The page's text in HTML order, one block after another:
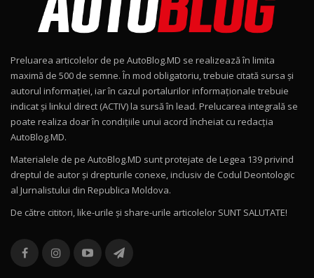
Noul Geely EX2 / Test Drive AutoBlog.MD
15:22
Mercedes-AMG E 53 HYBRID 4MATIC+ / Test
Drive AutoBlog.MD
16:27
11
Noul Volvo ES90 / Test Drive AutoBlog.MD
12
Noul MG HS / Test Drive AutoBlog.MD
16:48
13
combină aventura cu luxul / AutoBlog.MD
36:08
Preluarea articolelor de pe AutoBlog.MD se realizează în limita
maximă de 500 de semne. În mod obligatoriu, trebuie citată sursa și
autorul informației, iar în cazul portalurilor informaționale trebuie
indicat și linkul direct (ACTIV) la sursă în lead. Prelucarea integrală se
poate realiza doar în condițiile unui acord încheiat cu redacţia
AutoBlog.MD.
Materialele de pe AutoBlog.MD sunt protejate de Legea 139 privind
dreptul de autor și drepturile conexe, inclusiv de Codul Deontologic
al Jurnalistului din Republica Moldova.
De către cititori, like-urile şi share-urile articolelor SUNT SALUTATE!